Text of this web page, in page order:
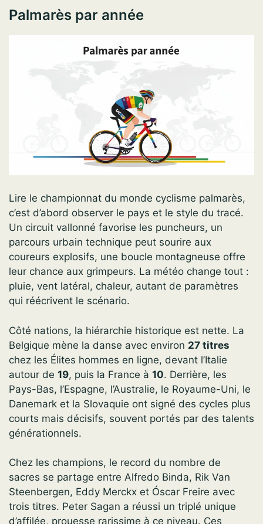
Palmarès par année
Lire le championnat du monde cyclisme palmarès,
c’est d’abord observer le pays et le style du tracé.
Un circuit vallonné favorise les puncheurs, un
parcours urbain technique peut sourire aux
coureurs explosifs, une boucle montagneuse offre
leur chance aux grimpeurs. La météo change tout :
pluie, vent latéral, chaleur, autant de paramètres
qui réécrivent le scénario.
Côté nations, la hiérarchie historique est nette. La
Belgique mène la danse avec environ 27 titres
chez les Élites hommes en ligne, devant l’Italie
autour de 19, puis la France à 10. Derrière, les
Pays-Bas, l’Espagne, l’Australie, le Royaume-Uni, le
Danemark et la Slovaquie ont signé des cycles plus
courts mais décisifs, souvent portés par des talents
générationnels.
Chez les champions, le record du nombre de
sacres se partage entre Alfredo Binda, Rik Van
Steenbergen, Eddy Merckx et Óscar Freire avec
trois titres. Peter Sagan a réussi un triplé unique
d’affilée, prouesse rarissime à ce niveau. Ces